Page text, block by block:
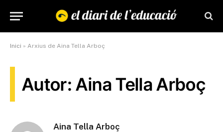
Inici » Arxius de Aina Tella Arboç
Autor: Aina Tella Arboç
Aina Tella Arboç